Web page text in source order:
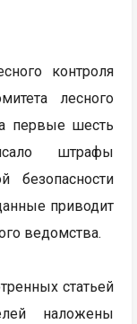
контроля
лесного
первые шесть
штрафы
безопасности
приводит
ведомства.
статьей
наложены